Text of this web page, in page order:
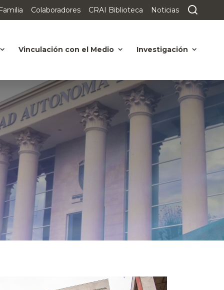
Familia Colaboradores CRAI Biblioteca Noticias
Vinculación con el Medio Investigación